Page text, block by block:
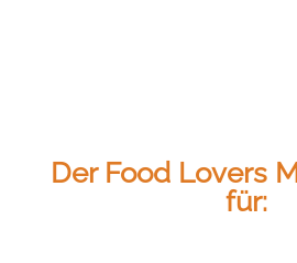
Der Food Lovers
für: